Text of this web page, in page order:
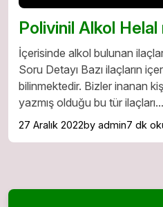
Polivinil Alkol Helal
İçerisinde alkol bulunan
Soru Detayı Bazı ilaçların
bilinmektedir. Bizler inanan
yazmış olduğu bu tür ilaçları...
27 Aralık 2022by admin7 dk